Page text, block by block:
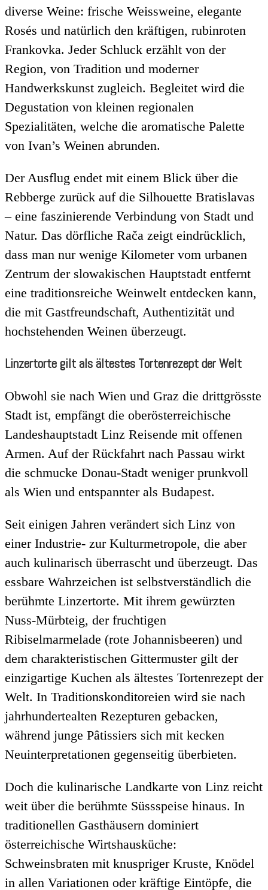
diverse Weine: frische Weissweine, elegante
Rosés und natürlich den kräftigen, rubinroten
Frankovka. Jeder Schluck erzählt von der
Region, von Tradition und moderner
Handwerkskunst zugleich. Begleitet wird die
Degustation von kleinen regionalen
Spezialitäten, welche die aromatische Palette
von Ivan’s Weinen abrunden.
Der Ausflug endet mit einem Blick über die
Rebberge zurück auf die Silhouette Bratislavas
– eine faszinierende Verbindung von Stadt und
Natur. Das dörfliche Rača zeigt eindrücklich,
dass man nur wenige Kilometer vom urbanen
Zentrum der slowakischen Hauptstadt entfernt
eine traditionsreiche Weinwelt entdecken kann,
die mit Gastfreundschaft, Authentizität und
hochstehenden Weinen überzeugt.
Linzertorte gilt als ältestes Tortenrezept der Welt
Obwohl sie nach Wien und Graz die drittgrösste
Stadt ist, empfängt die oberösterreichische
Landeshauptstadt Linz Reisende mit offenen
Armen. Auf der Rückfahrt nach Passau wirkt
die schmucke Donau-Stadt weniger prunkvoll
als Wien und entspannter als Budapest.
Seit einigen Jahren verändert sich Linz von
einer Industrie- zur Kulturmetropole, die aber
auch kulinarisch überrascht und überzeugt. Das
essbare Wahrzeichen ist selbstverständlich die
berühmte Linzertorte. Mit ihrem gewürzten
Nuss-Mürbteig, der fruchtigen
Ribiselmarmelade (rote Johannisbeeren) und
dem charakteristischen Gittermuster gilt der
einzigartige Kuchen als ältestes Tortenrezept der
Welt. In Traditionskonditoreien wird sie nach
jahrhundertealten Rezepturen gebacken,
während junge Pâtissiers sich mit kecken
Neuinterpretationen gegenseitig überbieten.
Doch die kulinarische Landkarte von Linz reicht
weit über die berühmte Süssspeise hinaus. In
traditionellen Gasthäusern dominiert
österreichische Wirtshausküche:
Schweinsbraten mit knuspriger Kruste, Knödel
in allen Variationen oder kräftige Eintöpfe, die